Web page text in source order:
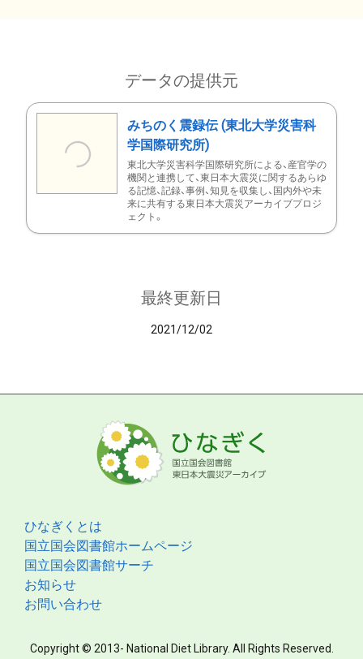
データの提供元
みちのく震録伝 (東北大学災害科
学国際研究所)
東北大学災害科学国際研究所による、産官学の
機関と連携して、東日本大震災に関するあらゆ
る記憶、記録、事例、知見を収集し、国内外や未
来に共有する東日本大震災アーカイブプロジ
ェクト。
最終更新日
2021/12/02
ひなぎくとは
国立国会図書館ホームページ
国立国会図書館サーチ
お知らせ
お問い合わせ
Copyright © 2013- National Diet Library. All Rights Reserved.